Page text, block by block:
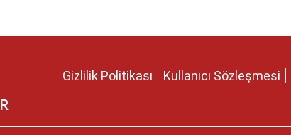
Gizlilik Politikası Kullanıcı Sözleşmesi